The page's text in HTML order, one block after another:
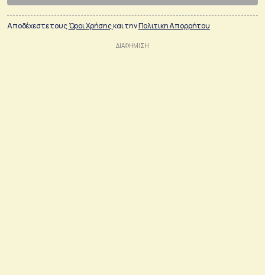
Αποδέχεστε τουςΌροι Χρήσηςκαι τηνΠολιτικη Απορρήτου